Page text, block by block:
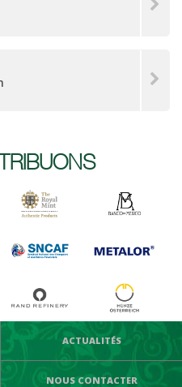
ACTUALITÉS
NOUS CONTACTER